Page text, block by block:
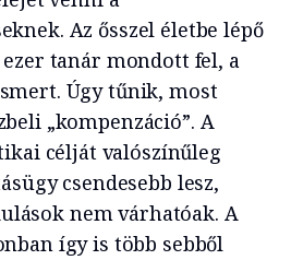
Az ősszel életbe lépő
tanár mondott fel, a
Úgy tűnik, most
„kompenzáció”. A
célját valószínűleg
csendesebb lesz,
nem várhatóak. A
így is több sebből